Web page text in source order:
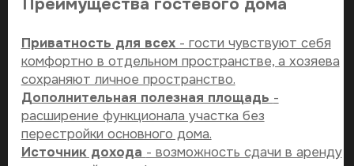
смотреть все услуги
СВЯЖИТЕСЬ С НАМИИ БУДЬТЕ
УВЕРЕНЫ, ЧТО
СОТРУДНИЧЕСТВО БУДЕТ
ПРИЯТНЫМ И РЕЗУЛЬТАТИВНЫМ